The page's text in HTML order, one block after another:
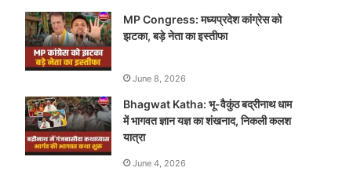
MP Congress: मध्यप्रदेश कांग्रेस को
झटका, बड़े नेता का इस्तीफा
June 8, 2026
Bhagwat Katha: भू-वैकुंठ बद्रीनाथ धाम
में भागवत ज्ञान यज्ञ का शंखनाद, निकली कलश
यात्रा
June 4, 2026